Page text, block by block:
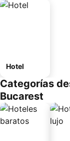
Hotel
Categorías
Bucarest